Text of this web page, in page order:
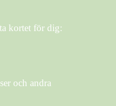
kortet för dig:
och andra